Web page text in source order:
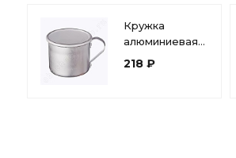
Кружка
алюминиевая
питьевая 0,5 л
218 ₽